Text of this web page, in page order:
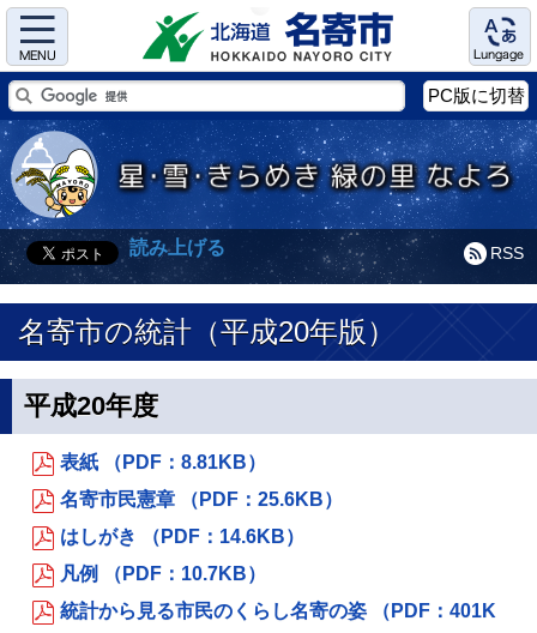
Menu Language
PC版に切替
RSS
読み上げる
名寄市の統計（平成20年版）
平成20年度
表紙 （PDF：8.81KB）
名寄市民憲章 （PDF：25.6KB）
はしがき （PDF：14.6KB）
凡例 （PDF：10.7KB）
統計から見る市民のくらし名寄の姿 （PDF：401K